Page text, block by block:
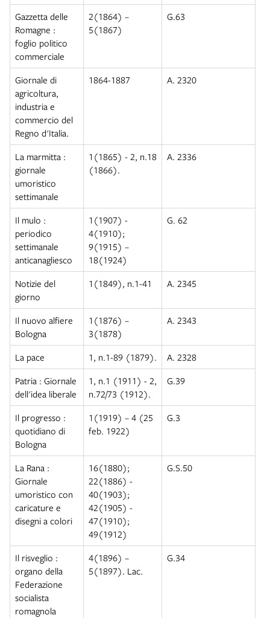
Gazzetta delle
Romagne :
foglio politico
commerciale
2(1864) –
5(1867)
G.63
Giornale di
agricoltura,
industria e
commercio del
Regno d'Italia.
1864-1887 A. 2320
La marmitta :
giornale
umoristico
settimanale
1(1865) - 2, n.18
(1866).
A. 2336
Il mulo :
periodico
settimanale
anticanagliesco
1(1907) -
4(1910);
9(1915) –
18(1924)
G. 62
Notizie del
giorno
1(1849), n.1-41 A. 2345
Il nuovo alfiere
Bologna
1(1876) –
3(1878)
A. 2343
La pace 1, n.1-89 (1879).
A. 2328
Patria : Giornale
dell'idea liberale
1, n.1 (1911) - 2,
n.72/73 (1912).
G.39
Il progresso :
quotidiano di
Bologna
1(1919) – 4 (25
feb. 1922)
G.3
La Rana :
Giornale
umoristico con
caricature e
disegni a colori
16(1880);
22(1886) -
40(1903);
42(1905) -
47(1910);
49(1912)
G.S.50
Il risveglio :
organo della
Federazione
socialista
romagnola
4(1896) –
5(1897). Lac.
G.34